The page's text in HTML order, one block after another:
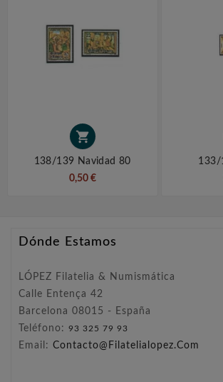

138/139 Navidad 80
0,50 €
133/
Dónde Estamos
LÓPEZ Filatelia & Numismática
Calle Entença 42
Barcelona 08015 - España
Teléfono: 93 325 79 93
Email: Contacto@filatelialopez.com